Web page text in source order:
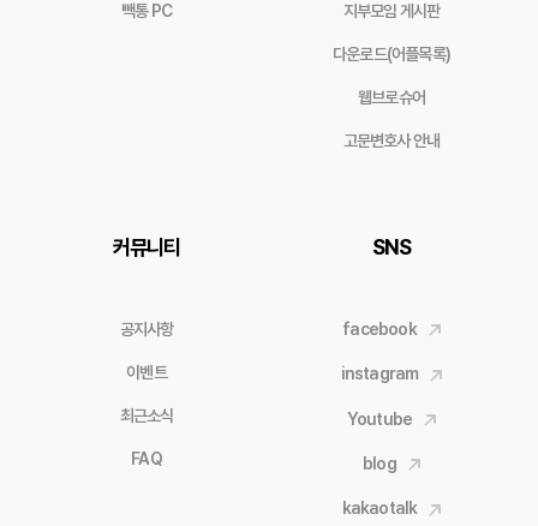
빽통 PC 지부모임 게시판
다운로드(어플목록)
웹브로슈어
고문변호사 안내
커뮤니티
공지사항
이벤트
최근소식
FAQ
SNS
facebook
instagram
Youtube
blog
kakaotalk